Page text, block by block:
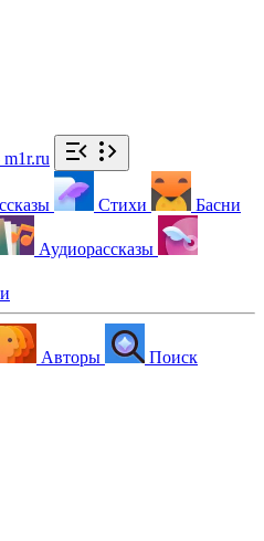
Стихи Басни
Аудиорассказы
Авторы Поиск